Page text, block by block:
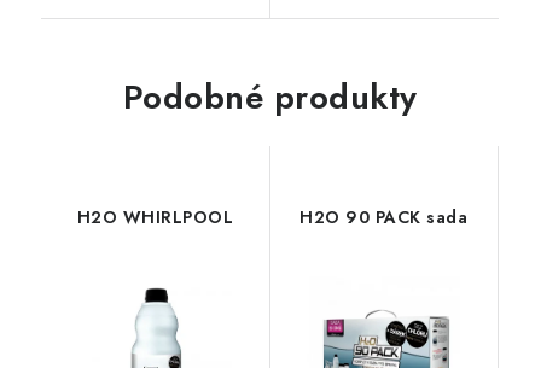
Podobné produkty
H2O WHIRLPOOL H2O 90 PACK sada